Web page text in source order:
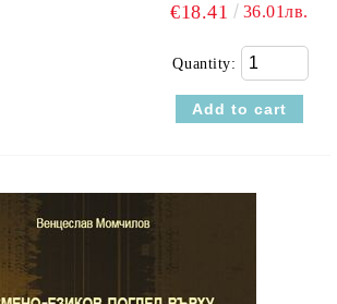
€18.41 36.01лв.
Quantity: